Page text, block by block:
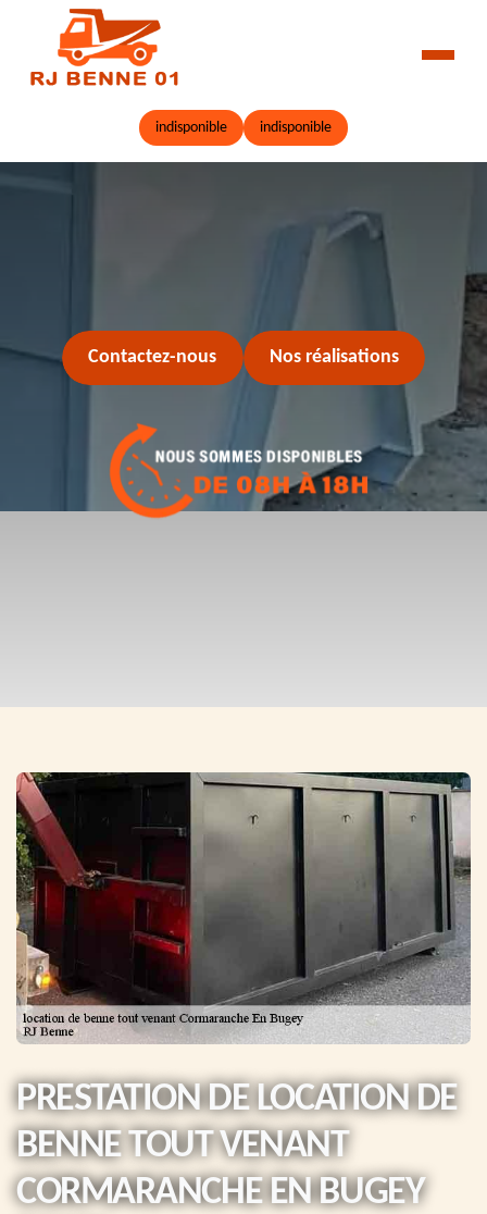
indisponible indisponible
Contactez-nous Nos réalisations
PRESTATION DE LOCATION DE
BENNE TOUT VENANT
CORMARANCHE EN BUGEY